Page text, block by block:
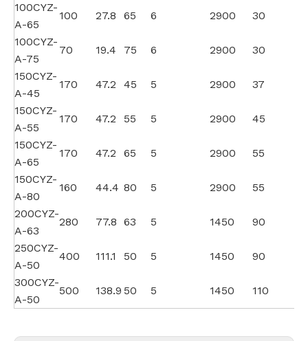
100CYZ-
A-65
100 27.8 65 6 2900
30
100CYZ-
A-75
70 19.4 75 6 2900
30
150CYZ-
A-45
170 47.2 45 5 2900
37
150CYZ-
A-55
170 47.2 55 5 2900
45
150CYZ-
A-65
170 47.2 65 5 2900
55
150CYZ-
A-80
160 44.4 80 5 2900
55
200CYZ-
A-63
280 77.8 63 5 1450
90
250CYZ-
A-50
400 111.1 50 5 1450
90
300CYZ-
A-50
500 138.9 50 5 1450 110